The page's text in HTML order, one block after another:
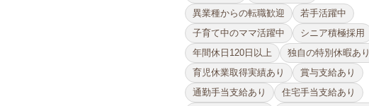
異業種からの転職歓迎
若手活躍中
子育て中のママ活躍中
シニア積極採用
年間休日120日以上
独自の特別休暇あり
育児休業取得実績あり
賞与支給あり
通勤手当支給あり
住宅手当支給あり